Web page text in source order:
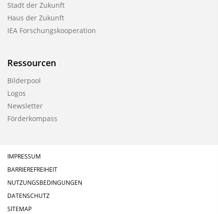
Stadt der Zukunft
Haus der Zukunft
IEA Forschungskooperation
Ressourcen
Bilderpool
Logos
Newsletter
Förderkompass
IMPRESSUM
BARRIEREFREIHEIT
NUTZUNGSBEDINGUNGEN
DATENSCHUTZ
SITEMAP